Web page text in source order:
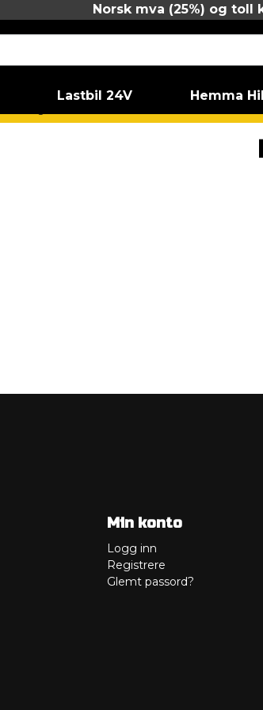
Norsk mva (25%) og
Lastbil 24V Hemma
Min konto
Logg inn
Registrere
Glemt passord?